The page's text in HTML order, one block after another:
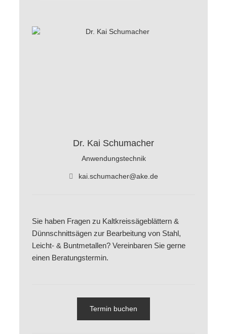
Dr. Kai Schumacher
Anwendungstechnik
kai.schumacher@ake.de
Sie haben Fragen zu Kaltkreissägeblättern &
Dünnschnittsägen zur Bearbeitung von Stahl,
Leicht- & Buntmetallen? Vereinbaren Sie gerne
einen Beratungstermin.
Termin buchen